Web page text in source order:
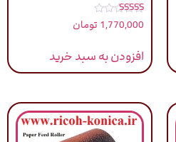
نمره
4.75
1,770,000 تومان
افزودن به سبد خرید